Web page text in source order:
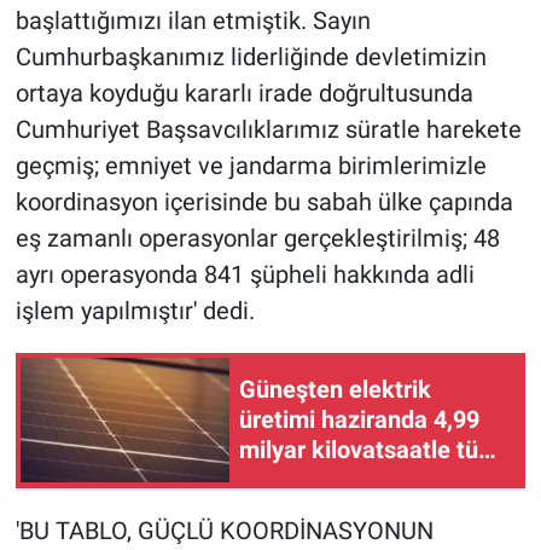
başlattığımızı ilan etmiştik. Sayın
Cumhurbaşkanımız liderliğinde devletimizin
ortaya koyduğu kararlı irade doğrultusunda
Cumhuriyet Başsavcılıklarımız süratle harekete
geçmiş; emniyet ve jandarma birimlerimizle
koordinasyon içerisinde bu sabah ülke çapında
eş zamanlı operasyonlar gerçekleştirilmiş; 48
ayrı operasyonda 841 şüpheli hakkında adli
işlem yapılmıştır' dedi.
Güneşten elektrik
üretimi haziranda 4,99
milyar kilovatsaatle tüm
'BU TABLO, GÜÇLÜ KOORDİNASYONUN
Spor
Teknoloji
Türkiye'nin Geleceği
Türkiye'nin Gündemi
Yerel Gündem
Yerel Yaşam
Canlı Yayın